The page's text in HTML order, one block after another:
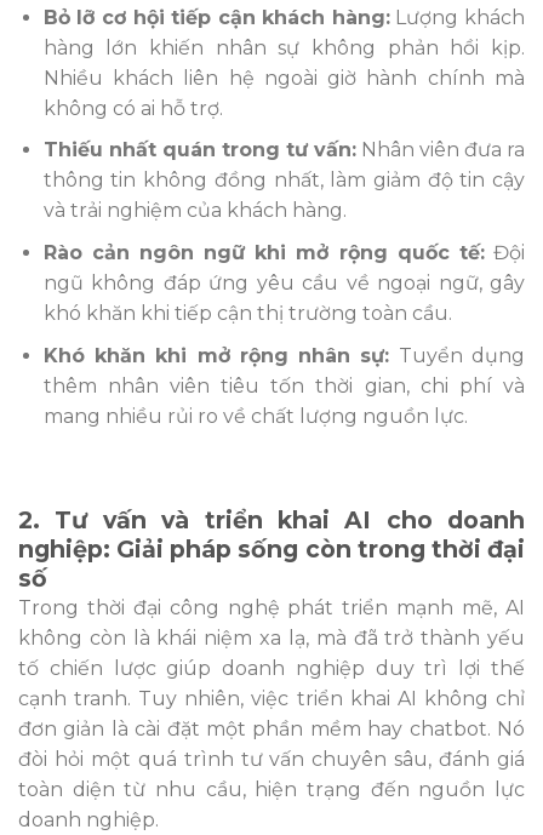
Bỏ lỡ cơ hội tiếp cận khách hàng:Lượng khách
hàng lớn khiến nhân sự không phản hồi kịp.
Nhiều khách liên hệ ngoài giờ hành chính mà
không có ai hỗ trợ.
Thiếu nhất quán trong tư vấn:Nhân viên đưa ra
thông tin không đồng nhất, làm giảm độ tin cậy
và trải nghiệm của khách hàng.
Rào cản ngôn ngữ khi mở rộng quốc tế:Đội
ngũ không đáp ứng yêu cầu về ngoại ngữ, gây
khó khăn khi tiếp cận thị trường toàn cầu.
Khó khăn khi mở rộng nhân sự: Tuyển dụng
thêm nhân viên tiêu tốn thời gian, chi phí và
mang nhiều rủi ro về chất lượng nguồn lực.
2. Tư vấn và triển khai AI cho doanh
nghiệp: Giải pháp sống còn trong thời đại
số
Trong thời đại công nghệ phát triển mạnh mẽ, AI
không còn là khái niệm xa lạ, mà đã trở thành yếu
tố chiến lược giúp doanh nghiệp duy trì lợi thế
cạnh tranh. Tuy nhiên, việc triển khai AI không chỉ
đơn giản là cài đặt một phần mềm hay chatbot. Nó
đòi hỏi một quá trình tư vấn chuyên sâu, đánh giá
toàn diện từ nhu cầu, hiện trạng đến nguồn lực
doanh nghiệp.